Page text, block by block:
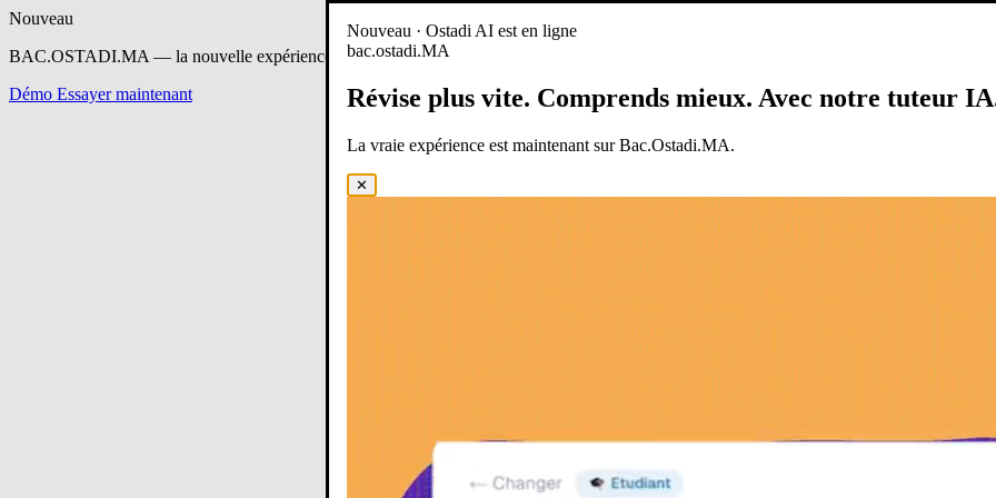
Nouveau
BAC.OSTADI.MA — la nouvelle expérience d’apprentissage est en ligne
Démo Essayer maintenant
Nouveau · Ostadi AI est en ligne
bac.ostadi.MA
Révise plus vite. Comprends mieux. Avec notre tuteur
La vraie expérience est maintenant sur Bac.Ostadi.MA.
✕